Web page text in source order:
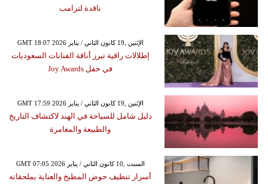
ناقدة لترامب
GMT 18:07 2026 الإثنين ,19 كانون الثاني / يناير
إطلالات راقية تبرز أناقة الفنانات السعوديات
في حفل Joy Awards
GMT 17:59 2026 الإثنين ,19 كانون الثاني / يناير
دليل شامل للسياحة في الهند لاكتشاف التاريخ
والطبيعة والمغامرة
GMT 07:05 2026 السبت ,10 كانون الثاني / يناير
أسرار تنظيف حوض المطبخ والعناية بملحقاته